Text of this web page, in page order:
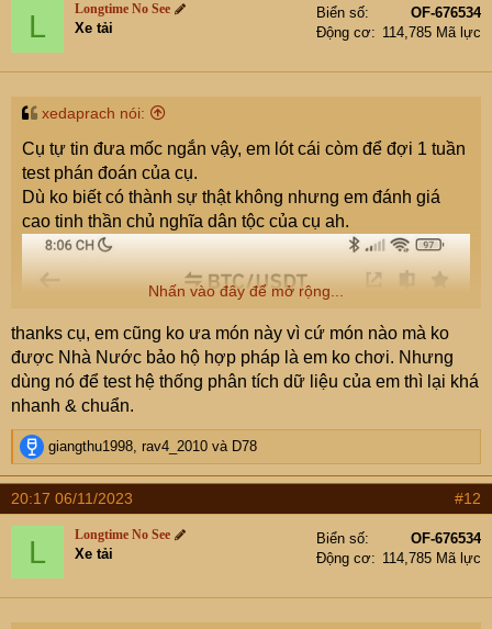
L Longtime No See
Xe tải
Biển số
OF-676534
Động cơ
114,785 Mã lực
xedaprach nói:
Cụ tự tin đưa mốc ngắn vậy, em lót cái còm để đợi 1 tuần
test phán đoán của cụ.
Dù ko biết có thành sự thật không nhưng em đánh giá
cao tinh thần chủ nghĩa dân tộc của cụ ah.
Nhấn vào đây để mở rộng...
thanks cụ, em cũng ko ưa món này vì cứ món nào mà ko
được Nhà Nước bảo hộ hợp pháp là em ko chơi. Nhưng
dùng nó để test hệ thống phân tích dữ liệu của em thì lại khá
nhanh & chuẩn.
R
e
a
t
n
s
giangthu1998, rav4_2010 và D78
20:17 06/11/2023 #12
L Longtime No See
Xe tải
Biển số
OF-676534
Động cơ
114,785 Mã lực